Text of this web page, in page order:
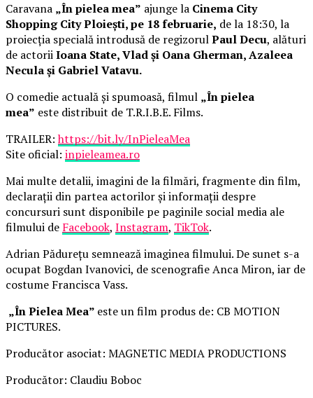
Caravana „În pielea mea” ajunge la Cinema City
Shopping City Ploiești, pe 18 februarie, de la 18:30, la
proiecția specială introdusă de regizorulPaul Decu, alături
de actoriiIoana State, Vlad și Oana Gherman, Azaleea
Necula și Gabriel Vatavu.
O comedie actuală și spumoasă, filmul „În pielea
mea” este distribuit de T.R.I.B.E. Films.
TRAILER:https://bit.ly/InPieleaMea
Site oficial: inpieleamea.ro
Mai multe detalii, imagini de la filmări, fragmente din film,
declarații din partea actorilor și informații despre
concursuri sunt disponibile pe paginile social media ale
filmului de Facebook, Instagram, TikTok.
Adrian Pădurețu semnează imaginea filmului. De sunet s-a
ocupat Bogdan Ivanovici, de scenografie Anca Miron, iar de
costume Francisca Vass.
„În Pielea Mea” este un film produs de: CB MOTION
PICTURES.
Producător asociat: MAGNETIC MEDIA PRODUCTIONS
Producător: Claudiu Boboc